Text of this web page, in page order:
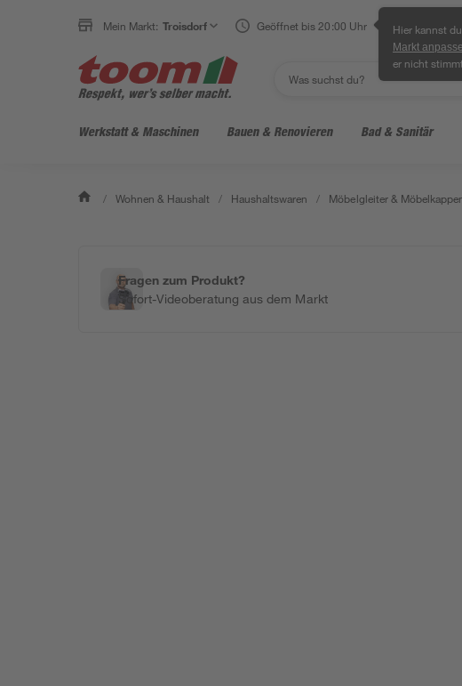
Mein Markt: Troisdorf Geöffnet bis 20:00 Uhr Hier kannst
Markt
er nicht stimmt.
Werkstatt & Maschinen Bauen & Renovieren Bad & Sanitär
/ Wohnen & Haushalt / Haushaltswaren / Möbelgleiter &
Fragen zum Produkt?
Sofort-Videoberatung aus dem Markt